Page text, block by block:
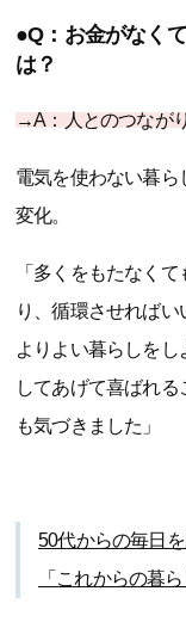
●Q：お金がなく
は？
→A：人とのつなが
電気を使わない暮ら
変化。
「多くをもたなく
り、循環させれば
よりよい暮らしを
してあげて喜ばれ
も気づきました」
50代からの毎日
「これからの暮